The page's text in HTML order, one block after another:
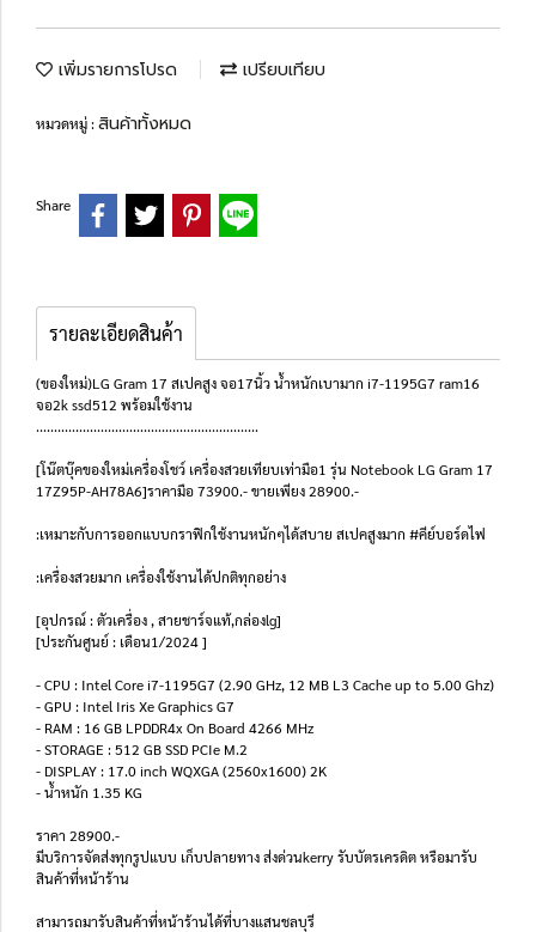
เพิ่มรายการโปรด เปรียบเทียบ
หมวดหมู่ :สินค้าทั้งหมด
Share
รายละเอียดสินค้า
(ของใหม่)LG Gram 17 สเปคสูง จอ17นิ้ว น้ำหนักเบามาก i7-1195G7 ram16
จอ2k ssd512 พร้อมใช้งาน
..............................................................
[โน๊ตบุ๊คของใหม่เครื่องโชว์ เครื่องสวยเทียบเท่ามือ1 รุ่น Notebook LG Gram 17
17Z95P-AH78A6]ราคามือ 73900.- ขายเพียง 28900.-
:เหมาะกับการออกแบบกราฟิกใช้งานหนักๆได้สบาย สเปคสูงมาก #คีย์บอร์ดไฟ
:เครื่องสวยมาก เครื่องใช้งานได้ปกติทุกอย่าง
[อุปกรณ์ : ตัวเครื่อง , สายชาร์จแท้,กล่องlg]
[ประกันศูนย์ : เดือน1/2024 ]
- CPU : Intel Core i7-1195G7 (2.90 GHz, 12 MB L3 Cache up to 5.00 Ghz)
- GPU : Intel Iris Xe Graphics G7
- RAM : 16 GB LPDDR4x On Board 4266 MHz
- STORAGE : 512 GB SSD PCIe M.2
- DISPLAY : 17.0 inch WQXGA (2560x1600) 2K
- น้ำหนัก 1.35 KG
ราคา 28900.-
มีบริการจัดส่งทุกรูปแบบ เก็บปลายทาง ส่งด่วนkerry รับบัตรเครดิต หรือมารับ
สินค้าที่หน้าร้าน
สามารถมารับสินค้าที่หน้าร้านได้ที่บางแสนชลบุรี